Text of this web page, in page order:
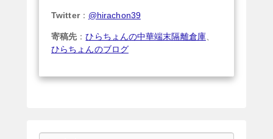
Twitter： @hirachon39
寄稿先 ：ひらちょんの中華端末隔離倉庫、
ひらちょんのブログ